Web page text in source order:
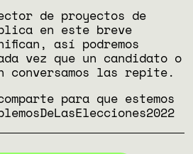
de proyectos de
en este breve
así podremos
vez que un candidato o
conversamos las repite.
para que estemos